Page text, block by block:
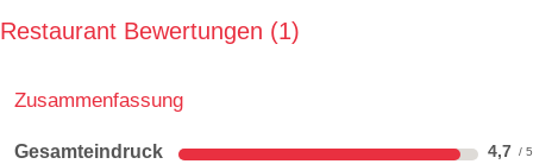
Restaurant Bewertungen 1
Zusammenfassung
Gesamteindruck 4,7